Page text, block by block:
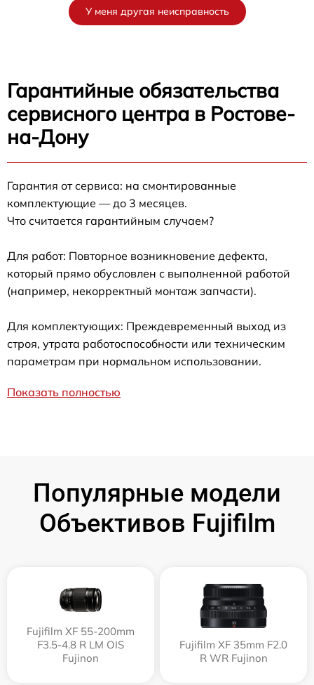
У меня другая неисправность
Гарантийные обязательства
сервисного центра в Ростове-
на-Дону
Гарантия от сервиса: на смонтированные
комплектующие — до 3 месяцев.
Что считается гарантийным случаем?
Для работ: Повторное возникновение дефекта,
который прямо обусловлен с выполненной работой
(например, некорректный монтаж запчасти).
Для комплектующих: Преждевременный выход из
строя, утрата работоспособности или техническим
параметрам при нормальном использовании.
Показать полностью
Популярные модели
Объективов Fujifilm
Fujifilm XF 55-200mm
F3.5-4.8 R LM OIS
Fujinon
Fujifilm XF 35mm F2.0
R WR Fujinon